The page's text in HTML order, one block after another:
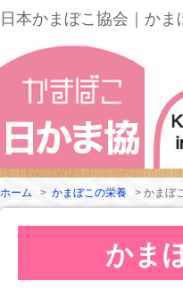
日本かまぼこ協会｜か
ホーム > かまぼこの栄養 > かまぼ
かま